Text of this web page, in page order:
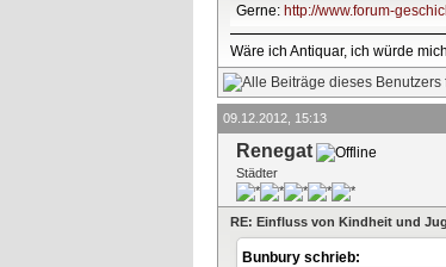
Gerne: http://www.forum-
Wäre ich Antiquar, ich würde
09.12.2012, 15:13
Renegat
Städter
RE: Einfluss von Kindheit und
Bunbury schrieb: